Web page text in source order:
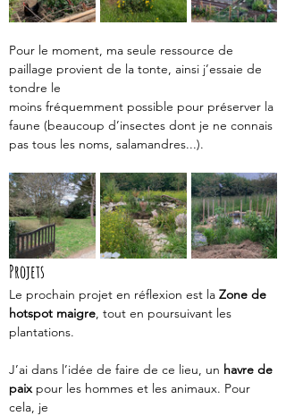
Pour le moment, ma seule ressource de
paillage provient de la tonte, ainsi j’essaie de
tondre le
moins fréquemment possible pour préserver la
faune (beaucoup d’insectes dont je ne connais
pas tous les noms, salamandres...).
Projets
Le prochain projet en réflexion est la Zone de
hotspot maigre, tout en poursuivant les
plantations.
J’ai dans l’idée de faire de ce lieu, un havre de
paix pour les hommes et les animaux. Pour
cela, je